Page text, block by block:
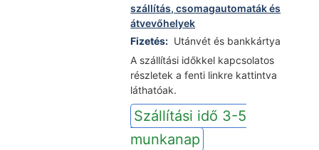
szállítás, csomagautomaták és
átvevőhelyek
Fizetés: Utánvét és bankkártya
A szállítási időkkel kapcsolatos
részletek a fenti linkre kattintva
láthatóak.
Szállítási idő 3-5
munkanap